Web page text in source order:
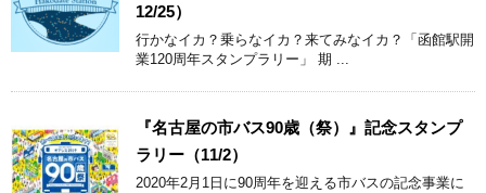
12/25）
行かなイカ？乗らなイカ？来てみなイカ？「函館駅開
業120周年スタンプラリー」 期 ...
『名古屋の市バス90歳（祭）』記念スタンプ
ラリー（11/2）
2020年2月1日に90周年を迎える市バスの記念事業に